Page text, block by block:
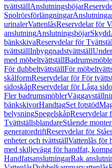
tvättställAnslutningsböjar
Spolrörsförlängningar
urinalerVattenlåsReservdelar för
anslutningAnslutningsböjarSkydd
bänkskivaReservdelar för
tvättställInbyggnadstvättställ
med möbeltvättställ
För dubbeltvättställFör
skålformReservdelar för För
sidoskåpReservdelar för Låga
Fler badrumsmöbler
bänkskivorHandtagSet fotstöd
belysningSpegelskåpReservdelar
TvättställsblandareStående
generatordriftReservdelar för
enheter och tvättställVattenlås för
med skiljevägg för handfat,
HandfatsanslutningarRak